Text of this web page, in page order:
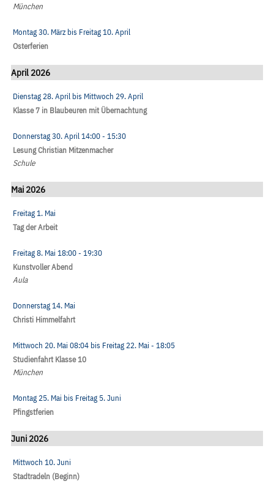
München
Montag 30. März bis Freitag 10. April
Osterferien
April 2026
Dienstag 28. April bis Mittwoch 29. April
Klasse 7 in Blaubeuren mit Übernachtung
Donnerstag 30. April14:00- 15:30
Lesung Christian Mitzenmacher
Schule
Mai 2026
Freitag 1. Mai
Tag der Arbeit
Freitag 8. Mai 18:00- 19:30
Kunstvoller Abend
Aula
Donnerstag 14. Mai
Christi Himmelfahrt
Mittwoch 20. Mai 08:04 bis Freitag 22. Mai - 18:05
Studienfahrt Klasse 10
München
Montag 25. Mai bis Freitag 5. Juni
Pfingstferien
Juni 2026
Mittwoch 10. Juni
Stadtradeln (Beginn)